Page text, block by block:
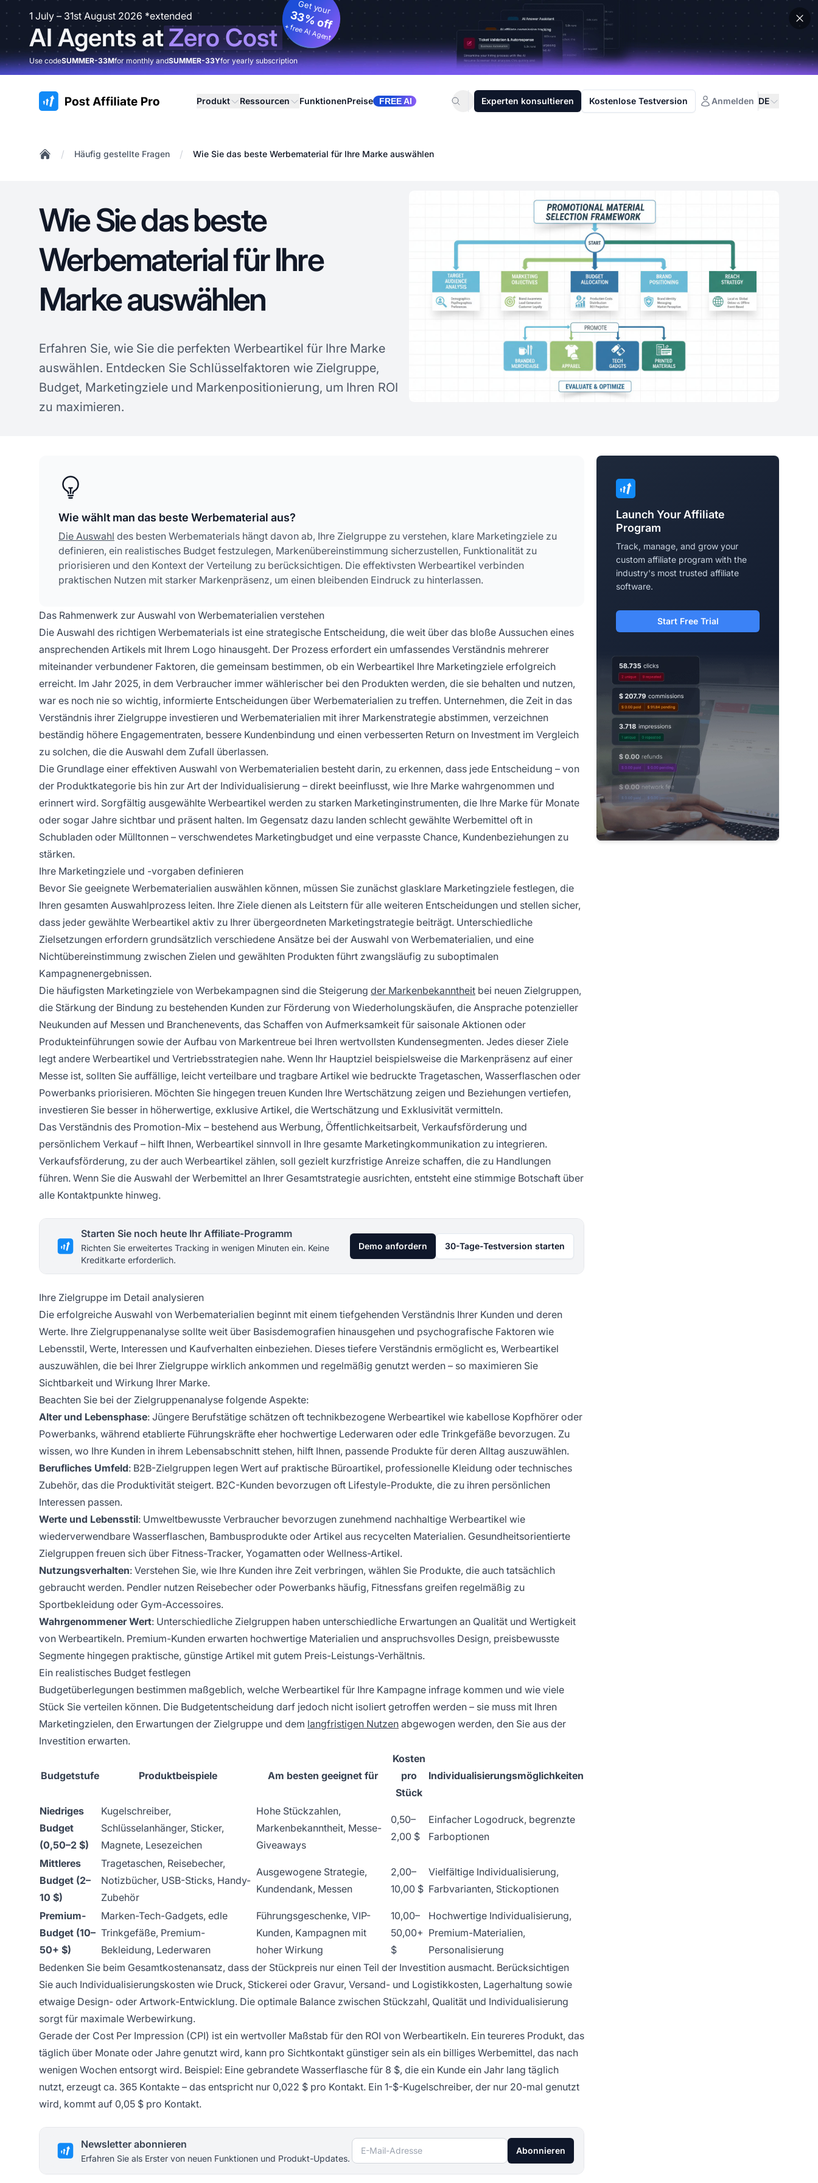
1 July – 31st August 2026 *extended
AI Agents atZero Cost
Get your
33% off
+ free AI Agent
Use codeSUMMER-33Mfor monthly andSUMMER-33Yfor yearly subscription
:site.title Produkt Ressourcen FunktionenPreise FREE AI Experten konsultieren Kostenlose Testversion Anmelden DE
/ Häufig gestellte Fragen / Wie Sie das beste Werbematerial für Ihre Marke auswählen
Wie Sie das beste
Werbematerial für Ihre
Marke auswählen
Erfahren Sie, wie Sie die perfekten Werbeartikel für Ihre Marke
auswählen. Entdecken Sie Schlüsselfaktoren wie Zielgruppe,
Budget, Marketingziele und Markenpositionierung, um Ihren ROI
zu maximieren.
Wie wählt man das beste Werbematerial aus?
Die Auswahl des besten Werbematerials hängt davon ab, Ihre Zielgruppe zu verstehen, klare Marketingziele zu
definieren, ein realistisches Budget festzulegen, Markenübereinstimmung sicherzustellen, Funktionalität zu
priorisieren und den Kontext der Verteilung zu berücksichtigen. Die effektivsten Werbeartikel verbinden
praktischen Nutzen mit starker Markenpräsenz, um einen bleibenden Eindruck zu hinterlassen.
Das Rahmenwerk zur Auswahl von Werbematerialien verstehen
Die Auswahl des richtigen Werbematerials ist eine strategische Entscheidung, die weit über das bloße Aussuchen eines
ansprechenden Artikels mit Ihrem Logo hinausgeht. Der Prozess erfordert ein umfassendes Verständnis mehrerer
miteinander verbundener Faktoren, die gemeinsam bestimmen, ob ein Werbeartikel Ihre Marketingziele erfolgreich
erreicht. Im Jahr 2025, in dem Verbraucher immer wählerischer bei den Produkten werden, die sie behalten und nutzen,
war es noch nie so wichtig, informierte Entscheidungen über Werbematerialien zu treffen. Unternehmen, die Zeit in das
Verständnis ihrer Zielgruppe investieren und Werbematerialien mit ihrer Markenstrategie abstimmen, verzeichnen
beständig höhere Engagementraten, bessere Kundenbindung und einen verbesserten Return on Investment im Vergleich
zu solchen, die die Auswahl dem Zufall überlassen.
Die Grundlage einer effektiven Auswahl von Werbematerialien besteht darin, zu erkennen, dass jede Entscheidung – von
der Produktkategorie bis hin zur Art der Individualisierung – direkt beeinflusst, wie Ihre Marke wahrgenommen und
erinnert wird. Sorgfältig ausgewählte Werbeartikel werden zu starken Marketinginstrumenten, die Ihre Marke für Monate
oder sogar Jahre sichtbar und präsent halten. Im Gegensatz dazu landen schlecht gewählte Werbemittel oft in
Schubladen oder Mülltonnen – verschwendetes Marketingbudget und eine verpasste Chance, Kundenbeziehungen zu
stärken.
Ihre Marketingziele und -vorgaben definieren
Bevor Sie geeignete Werbematerialien auswählen können, müssen Sie zunächst glasklare Marketingziele festlegen, die
Ihren gesamten Auswahlprozess leiten. Ihre Ziele dienen als Leitstern für alle weiteren Entscheidungen und stellen sicher,
dass jeder gewählte Werbeartikel aktiv zu Ihrer übergeordneten Marketingstrategie beiträgt. Unterschiedliche
Zielsetzungen erfordern grundsätzlich verschiedene Ansätze bei der Auswahl von Werbematerialien, und eine
Nichtübereinstimmung zwischen Zielen und gewählten Produkten führt zwangsläufig zu suboptimalen
Kampagnenergebnissen.
Die häufigsten Marketingziele von Werbekampagnen sind die Steigerung der Markenbekanntheit bei neuen Zielgruppen,
die Stärkung der Bindung zu bestehenden Kunden zur Förderung von Wiederholungskäufen, die Ansprache potenzieller
Neukunden auf Messen und Branchenevents, das Schaffen von Aufmerksamkeit für saisonale Aktionen oder
Produkteinführungen sowie der Aufbau von Markentreue bei Ihren wertvollsten Kundensegmenten. Jedes dieser Ziele
legt andere Werbeartikel und Vertriebsstrategien nahe. Wenn Ihr Hauptziel beispielsweise die Markenpräsenz auf einer
Messe ist, sollten Sie auffällige, leicht verteilbare und tragbare Artikel wie bedruckte Tragetaschen, Wasserflaschen oder
Powerbanks priorisieren. Möchten Sie hingegen treuen Kunden Ihre Wertschätzung zeigen und Beziehungen vertiefen,
investieren Sie besser in höherwertige, exklusive Artikel, die Wertschätzung und Exklusivität vermitteln.
Das Verständnis des Promotion-Mix – bestehend aus Werbung, Öffentlichkeitsarbeit, Verkaufsförderung und
persönlichem Verkauf – hilft Ihnen, Werbeartikel sinnvoll in Ihre gesamte Marketingkommunikation zu integrieren.
Verkaufsförderung, zu der auch Werbeartikel zählen, soll gezielt kurzfristige Anreize schaffen, die zu Handlungen
führen. Wenn Sie die Auswahl der Werbemittel an Ihrer Gesamtstrategie ausrichten, entsteht eine stimmige Botschaft über
alle Kontaktpunkte hinweg.
Starten Sie noch heute Ihr Affiliate-Programm
Richten Sie erweitertes Tracking in wenigen Minuten ein. Keine
Kreditkarte erforderlich.
Demo anfordern 30-Tage-Testversion starten
Ihre Zielgruppe im Detail analysieren
Die erfolgreiche Auswahl von Werbematerialien beginnt mit einem tiefgehenden Verständnis Ihrer Kunden und deren
Werte. Ihre Zielgruppenanalyse sollte weit über Basisdemografien hinausgehen und psychografische Faktoren wie
Lebensstil, Werte, Interessen und Kaufverhalten einbeziehen. Dieses tiefere Verständnis ermöglicht es, Werbeartikel
auszuwählen, die bei Ihrer Zielgruppe wirklich ankommen und regelmäßig genutzt werden – so maximieren Sie
Sichtbarkeit und Wirkung Ihrer Marke.
Beachten Sie bei der Zielgruppenanalyse folgende Aspekte:
Alter und Lebensphase: Jüngere Berufstätige schätzen oft technikbezogene Werbeartikel wie kabellose Kopfhörer oder
Powerbanks, während etablierte Führungskräfte eher hochwertige Lederwaren oder edle Trinkgefäße bevorzugen. Zu
wissen, wo Ihre Kunden in ihrem Lebensabschnitt stehen, hilft Ihnen, passende Produkte für deren Alltag auszuwählen.
Berufliches Umfeld: B2B-Zielgruppen legen Wert auf praktische Büroartikel, professionelle Kleidung oder technisches
Zubehör, das die Produktivität steigert. B2C-Kunden bevorzugen oft Lifestyle-Produkte, die zu ihren persönlichen
Interessen passen.
Werte und Lebensstil: Umweltbewusste Verbraucher bevorzugen zunehmend nachhaltige Werbeartikel wie
wiederverwendbare Wasserflaschen, Bambusprodukte oder Artikel aus recycelten Materialien. Gesundheitsorientierte
Zielgruppen freuen sich über Fitness-Tracker, Yogamatten oder Wellness-Artikel.
Nutzungsverhalten: Verstehen Sie, wie Ihre Kunden ihre Zeit verbringen, wählen Sie Produkte, die auch tatsächlich
gebraucht werden. Pendler nutzen Reisebecher oder Powerbanks häufig, Fitnessfans greifen regelmäßig zu
Sportbekleidung oder Gym-Accessoires.
Wahrgenommener Wert: Unterschiedliche Zielgruppen haben unterschiedliche Erwartungen an Qualität und Wertigkeit
von Werbeartikeln. Premium-Kunden erwarten hochwertige Materialien und anspruchsvolles Design, preisbewusste
Segmente hingegen praktische, günstige Artikel mit gutem Preis-Leistungs-Verhältnis.
Ein realistisches Budget festlegen
Budgetüberlegungen bestimmen maßgeblich, welche Werbeartikel für Ihre Kampagne infrage kommen und wie viele
Stück Sie verteilen können. Die Budgetentscheidung darf jedoch nicht isoliert getroffen werden – sie muss mit Ihren
Marketingzielen, den Erwartungen der Zielgruppe und dem langfristigen Nutzen abgewogen werden, den Sie aus der
Investition erwarten.
Budgetstufe Produktbeispiele Am besten geeignet für
Kosten
pro
Stück
Individualisierungsmöglichkeiten
Niedriges
Budget
(0,50–2 $)
Kugelschreiber,
Schlüsselanhänger, Sticker,
Magnete, Lesezeichen
Hohe Stückzahlen,
Markenbekanntheit, Messe-
Giveaways
0,50–
2,00 $
Einfacher Logodruck, begrenzte
Farboptionen
Mittleres
Budget (2–
10 $)
Tragetaschen, Reisebecher,
Notizbücher, USB-Sticks, Handy-
Zubehör
Ausgewogene Strategie,
Kundendank, Messen
2,00–
10,00 $
Vielfältige Individualisierung,
Farbvarianten, Stickoptionen
Premium-
Budget (10–
50+ $)
Marken-Tech-Gadgets, edle
Trinkgefäße, Premium-
Bekleidung, Lederwaren
Führungsgeschenke, VIP-
Kunden, Kampagnen mit
hoher Wirkung
10,00–
50,00+
$
Hochwertige Individualisierung,
Premium-Materialien,
Personalisierung
Bedenken Sie beim Gesamtkostenansatz, dass der Stückpreis nur einen Teil der Investition ausmacht. Berücksichtigen
Sie auch Individualisierungskosten wie Druck, Stickerei oder Gravur, Versand- und Logistikkosten, Lagerhaltung sowie
etwaige Design- oder Artwork-Entwicklung. Die optimale Balance zwischen Stückzahl, Qualität und Individualisierung
sorgt für maximale Werbewirkung.
Gerade der Cost Per Impression (CPI) ist ein wertvoller Maßstab für den ROI von Werbeartikeln. Ein teureres Produkt, das
täglich über Monate oder Jahre genutzt wird, kann pro Sichtkontakt günstiger sein als ein billiges Werbemittel, das nach
wenigen Wochen entsorgt wird. Beispiel: Eine gebrandete Wasserflasche für 8 $, die ein Kunde ein Jahr lang täglich
nutzt, erzeugt ca. 365 Kontakte – das entspricht nur 0,022 $ pro Kontakt. Ein 1-$-Kugelschreiber, der nur 20-mal genutzt
wird, kommt auf 0,05 $ pro Kontakt.
Newsletter abonnieren
Erfahren Sie als Erster von neuen Funktionen und Produkt-Updates.
E-Mail-Adresse Abonnieren
Launch Your Affiliate
Program
Track, manage, and grow your
custom affiliate program with the
industry's most trusted affiliate
software.
Start Free Trial